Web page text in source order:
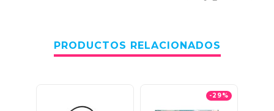
PRODUCTOS RELACIONADOS
-29%